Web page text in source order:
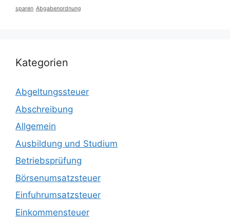
sparen Abgabenordnung
Kategorien
Abgeltungssteuer
Abschreibung
Allgemein
Ausbildung und Studium
Betriebsprüfung
Börsenumsatzsteuer
Einfuhrumsatzsteuer
Einkommensteuer